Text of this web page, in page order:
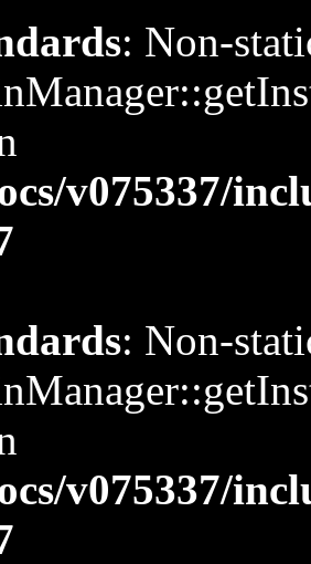
: Non-
v075337/
: Non-
v075337/